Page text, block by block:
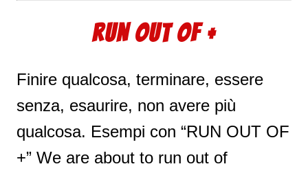
RUN OUT OF +
Finire qualcosa, terminare, essere
senza, esaurire, non avere più
qualcosa. Esempi con “RUN OUT OF
+” We are about to run out of